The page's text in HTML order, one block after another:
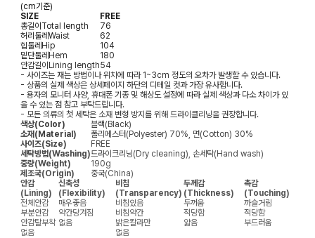
(cm기준)
SIZE
FREE
총길이Total length
76
허리둘레Waist
62
힙둘레Hip
104
밑단둘레Hem
180
안감길이Lining length54
- 사이즈는 재는 방법이나 위치에 따라 1~3cm 정도의 오차가 발생할 수 있습니다.
- 상품의 실제 색상은 상세페이지 하단의 디테일 컷과 가장 유사합니다.
- 용자의 모니터 사양, 휴대폰 기종 및 해상도 설정에 따라 실제 색상과 다소 차이가 있
을 수 있는 점 참고 부탁드립니다.
- 모든 의류의 첫 세탁은 소재 변형 방지를 위해 드라이클리닝을 권장합니다.
색상(Color)
블랙(Black)
소재(Material)
폴리에스터(Polyester) 70%, 면(Cotton) 30%
사이즈(Size)
FREE
세탁방법(Washing)드라이크리닝(Dry cleaning), 손세탁(Hand wash)
중량(Weight)
190g
제조국(Origin)
중국(China)
안감
(Lining)
신축성
(Flexibility)
비침
(Transparency)
두께감
(Thickness)
촉감
(Touching)
전체안감
매우좋음 비침있음 두꺼움
까슬거림
부분안감
약간당겨짐 비침약간 적당함
적당함
안감탈부착 없음 밝은칼라만 얇음
부드러움
없음
없음